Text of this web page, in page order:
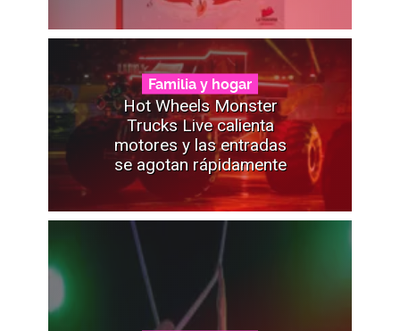
Familia y hogar
Hot Wheels Monster
Trucks Live calienta
motores y las entradas
se agotan rápidamente